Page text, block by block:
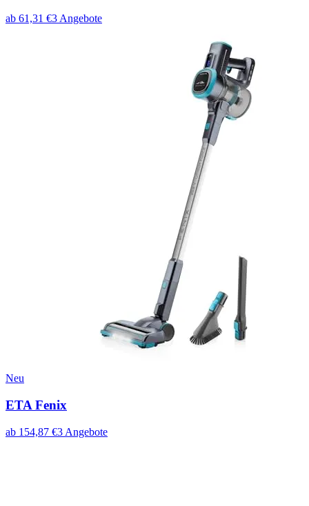
ab 61,31 €3 Angebote
Neu
ETA Fenix
ab 154,87 €3 Angebote